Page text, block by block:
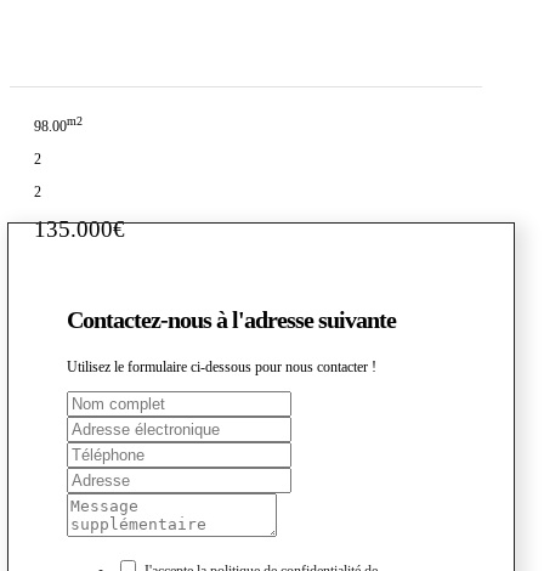
98.00m2
2
2
135.000€
Contactez-nous à l'adresse suivante
Utilisez le formulaire ci-dessous pour nous contacter !